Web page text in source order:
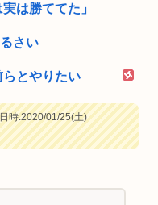
は勝ててた」
さい
とやりたい
時:2020/01/25(土)